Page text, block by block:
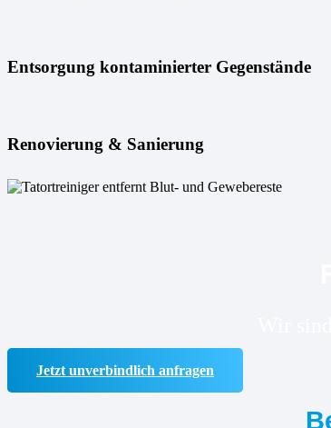
Entsorgung kontaminierter Gegenstände
Renovierung & Sanierung
Jetzt unverbindlich anfragen